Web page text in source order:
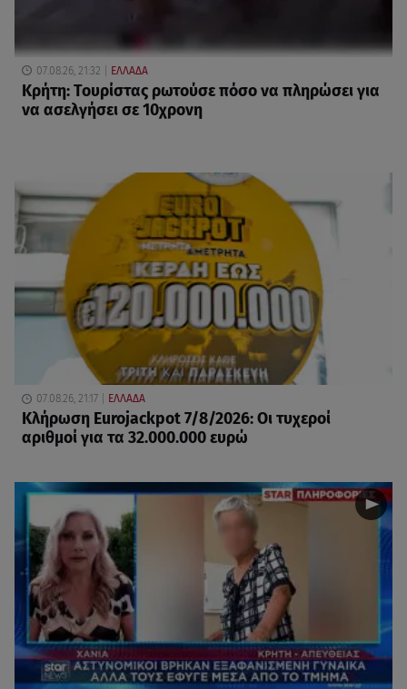
07.08.26, 21:32 ΕΛΛΑΔΑ
Κρήτη: Τουρίστας ρωτούσε πόσο να πληρώσει για
να ασελγήσει σε 10χρονη
07.08.26, 21:17 ΕΛΛΑΔΑ
Κλήρωση Eurojackpot 7/8/2026: Οι τυχεροί
αριθμοί για τα 32.000.000 ευρώ